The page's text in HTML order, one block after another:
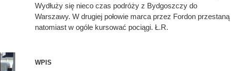
Wydłuży się nieco czas podróży z Bydgoszczy do
Warszawy. W drugiej połowie marca przez Fordon przestaną
natomiast w ogóle kursować pociągi. Ł.R.
WPIS